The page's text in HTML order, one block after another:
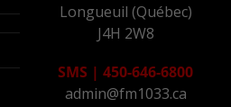
Longueuil (Québec)
J4H 2W8
SMS | 450-646-6800
admin@fm1033.ca